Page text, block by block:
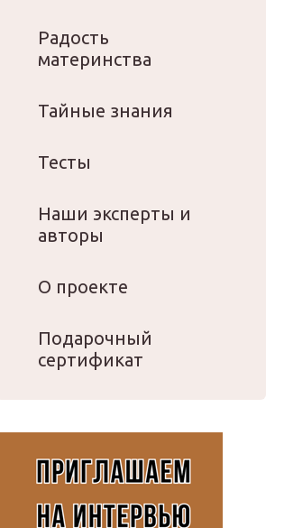
Радость
материнства
Тайные знания
Тесты
Наши эксперты и
авторы
О проекте
Подарочный
сертификат